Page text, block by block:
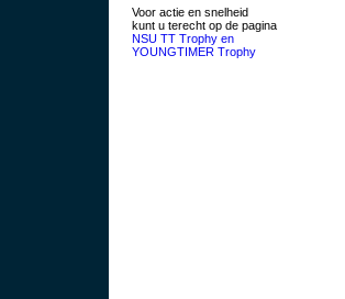
Voor actie en snelheid
kunt u terecht op de pagina
NSU TT Trophy en
YOUNGTIMER Trophy